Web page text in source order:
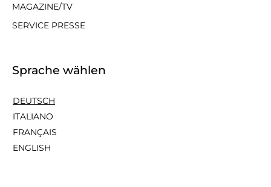
MAGAZINE/TV
SERVICE PRESSE
Sprache wählen
DEUTSCH
ITALIANO
FRANÇAIS
ENGLISH